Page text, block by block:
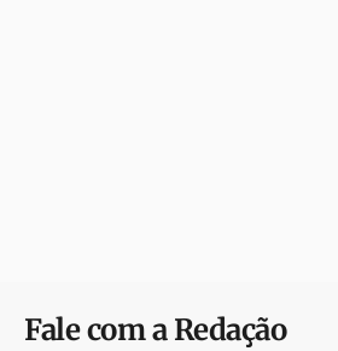
Fale com a Redação